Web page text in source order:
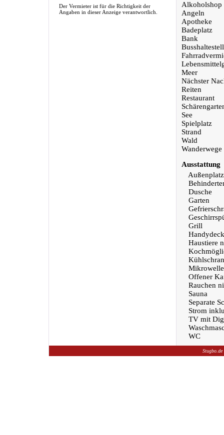
Der Vermieter ist für die Richtigkeit der
Angaben in dieser Anzeige verantwortlich.
Alkoholshop
Angeln
Apotheke
Badeplatz
Bank
Meer
Nächster
Reiten
Restaurant
See
Spielplatz
Strand
Wald
Wanderwege
Ausstattung
Dusche
Garten
Grill
Haustiere
Mikrowelle
Offener
Rauchen
Sauna
Separate
Strom
TV mit
WC